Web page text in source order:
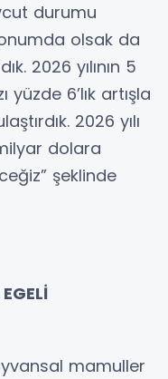
durumu
olsak da
2026 yılının 5
yüzde 6’lık artışla
2026 yılı
dolara
şeklinde
mamuller